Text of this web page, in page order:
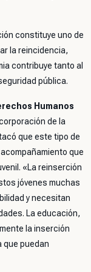
constituye uno de
la reincidencia,
contribuye tanto al
pública.
Humanos
de la
que este tipo de
que
«La reinserción
jóvenes muchas
y necesitan
La educación,
la inserción
que puedan